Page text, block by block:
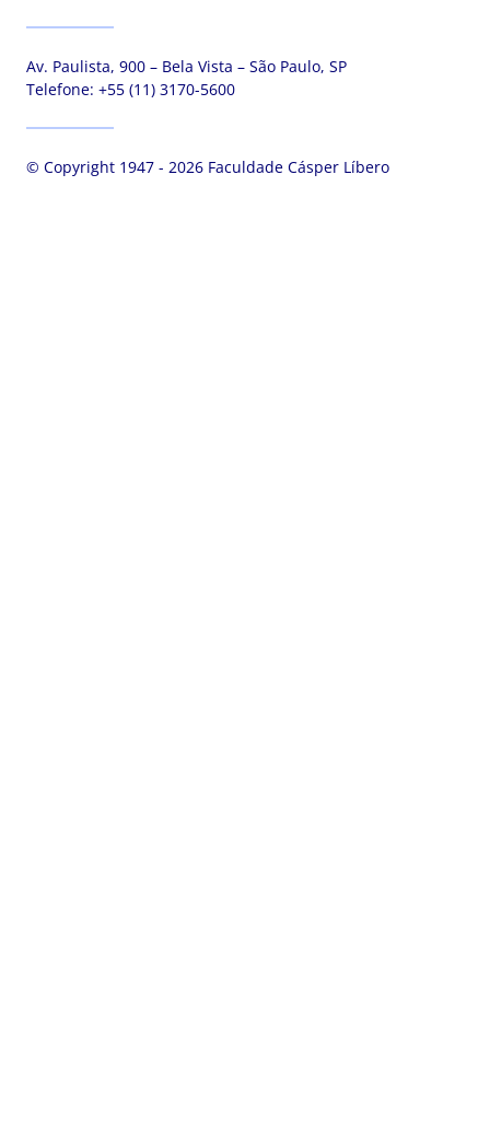
Av. Paulista, 900 – Bela Vista – São Paulo, SP
Telefone: +55 (11) 3170-5600
© Copyright 1947 - 2026 Faculdade Cásper Líbero